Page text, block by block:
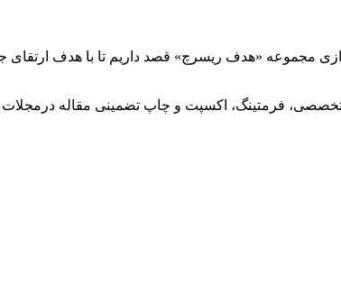
مجموعه «هدف ریسرچ» قصد داریم تا با هدف
فرمتینگ، اکسپت و چاپ تضمینی مقاله درمجلات